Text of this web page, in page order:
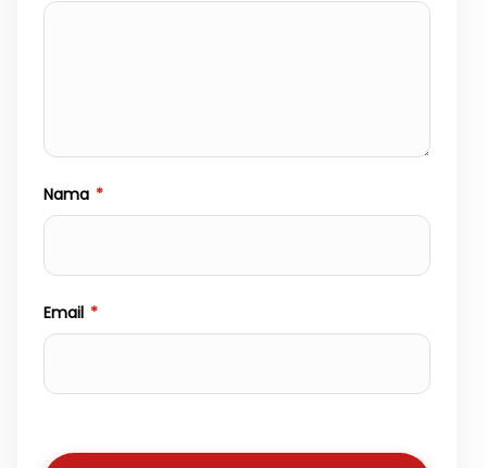
Nama *
Email *